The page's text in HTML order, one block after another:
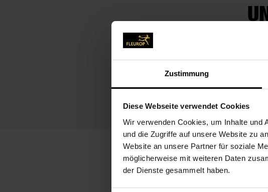
Zustimmung
Diese Webseite verwendet Cookies
Wir verwenden Cookies, um Inhalte und
und die Zugriffe auf unsere Website zu
Website an unsere Partner für soziale
möglicherweise mit weiteren Daten
der Dienste gesammelt haben.